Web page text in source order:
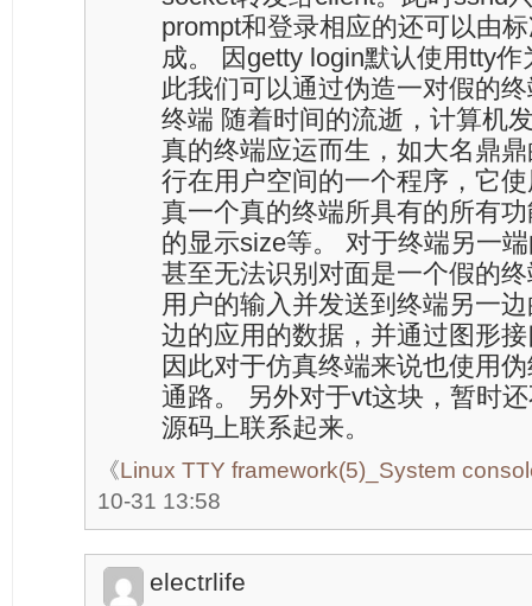
prompt和登录相应的还可以由
成。 因getty login默认使用tty
此我们可以通过伪造一对假的
终端 随着时间的流逝，计算机
真的终端应运而生，如大名鼎
行在用户空间的一个程序，它
真一个真的终端所具有的所有
的显示size等。 对于终端另一
甚至无法识别对面是一个假的
用户的输入并发送到终端另一
边的应用的数据，并通过图形
因此对于仿真终端来说也使用
通路。 另外对于vt这块，暂时
源码上联系起来。
《Linux TTY framework(5)_System
10-31 13:58
electrlife